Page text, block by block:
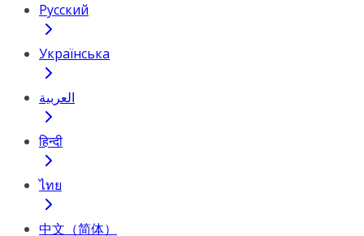
Русский
Українська
العربية
हिन्दी
ไทย
中文（简体）